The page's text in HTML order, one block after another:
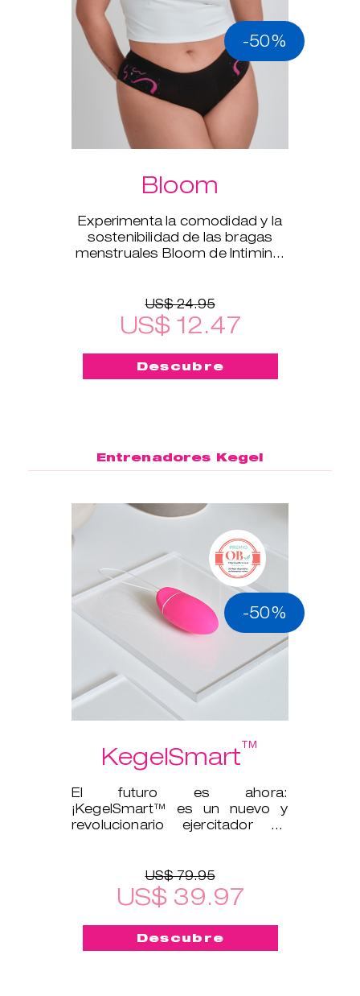
-50%
Bloom
Experimenta la comodidad y la
sostenibilidad de las bragas
menstruales Bloom de Intimina,
US$ 24.95
US$ 12.47
Descubre
Entrenadores Kegel
-50%
KegelSmart™
El futuro es ahora:
¡KegelSmart™ es un nuevo y
revolucionario ejercitador de
US$ 79.95
US$ 39.97
Descubre